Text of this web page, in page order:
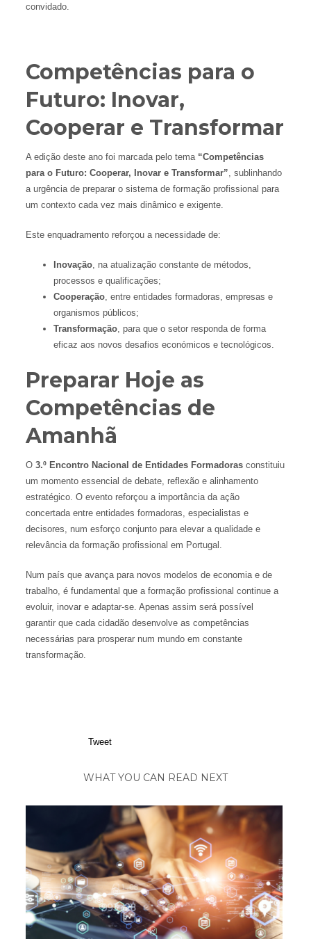
convidado.
Competências para o
Futuro: Inovar,
Cooperar e Transformar
A edição deste ano foi marcada pelo tema “Competências
para o Futuro: Cooperar, Inovar e Transformar” , sublinhando
a urgência de preparar o sistema de formação profissional para
um contexto cada vez mais dinâmico e exigente.
Este enquadramento reforçou a necessidade de:
Inovação , na atualização constante de métodos,
processos e qualificações;
Cooperação , entre entidades formadoras, empresas e
organismos públicos;
Transformação , para que o setor responda de forma
eficaz aos novos desafios económicos e tecnológicos.
Preparar Hoje as
Competências de
Amanhã
O3.º Encontro Nacional de Entidades Formadoras constituiu
um momento essencial de debate, reflexão e alinhamento
estratégico. O evento reforçou a importância da ação
concertada entre entidades formadoras, especialistas e
decisores, num esforço conjunto para elevar a qualidade e
relevância da formação profissional em Portugal.
Num país que avança para novos modelos de economia e de
trabalho, é fundamental que a formação profissional continue a
evoluir, inovar e adaptar-se. Apenas assim será possível
garantir que cada cidadão desenvolve as competências
necessárias para prosperar num mundo em constante
transformação.
Tweet
WHAT YOU CAN READ NEXT